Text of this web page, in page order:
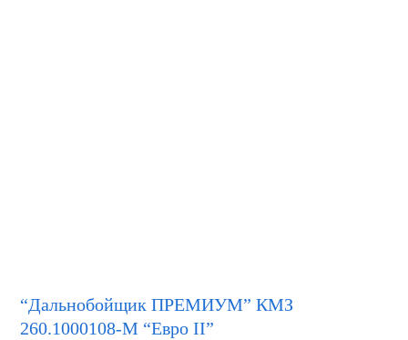
“Дальнобойщик ПРЕМИУМ” КМЗ
260.1000108-М “Евро II”